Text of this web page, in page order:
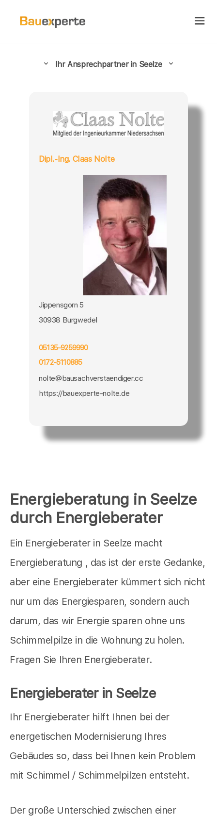
Energieberatung in Seelze
durch Energieberater
Ein Energieberater in Seelze macht
Energieberatung , das ist der erste Gedanke,
aber eine Energieberater kümmert sich nicht
nur um das Energiesparen, sondern auch
darum, das wir Energie sparen ohne uns
Schimmelpilze in die Wohnung zu holen.
Fragen Sie Ihren Energieberater.
Energieberater in Seelze
Ihr Energieberater hilft Ihnen bei der
energetischen Modernisierung Ihres
Gebäudes so, dass bei Ihnen kein Problem
mit Schimmel / Schimmelpilzen entsteht.
Der große Unterschied zwischen einer
Ihr Ansprechpartner in Seelze
Dipl.-Ing. Claas Nolte
Jippensgorn 5
30938 Burgwedel
05135-9259990
0172-5110885
nolte@bausachverstaendiger.cc
https://bauexperte-nolte.de